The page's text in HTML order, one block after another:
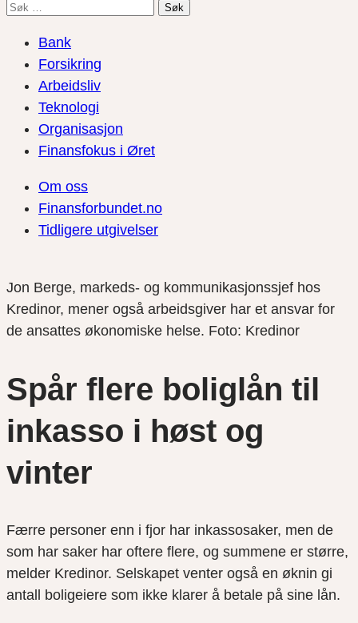
Søk
Bank
Forsikring
Arbeidsliv
Teknologi
Organisasjon
Finansfokus i Øret
Om oss
Finansforbundet.no
Tidligere utgivelser
Jon Berge, markeds- og kommunikasjonssjef hos
Kredinor, mener også arbeidsgiver har et ansvar for
de ansattes økonomiske helse. Foto: Kredinor
Spår flere boliglån til
inkasso i høst og
vinter
Færre personer enn i fjor har inkassosaker, men de
som har saker har oftere flere, og summene er større,
melder Kredinor. Selskapet venter også en øknin gi
antall boligeiere som ikke klarer å betale på sine lån.